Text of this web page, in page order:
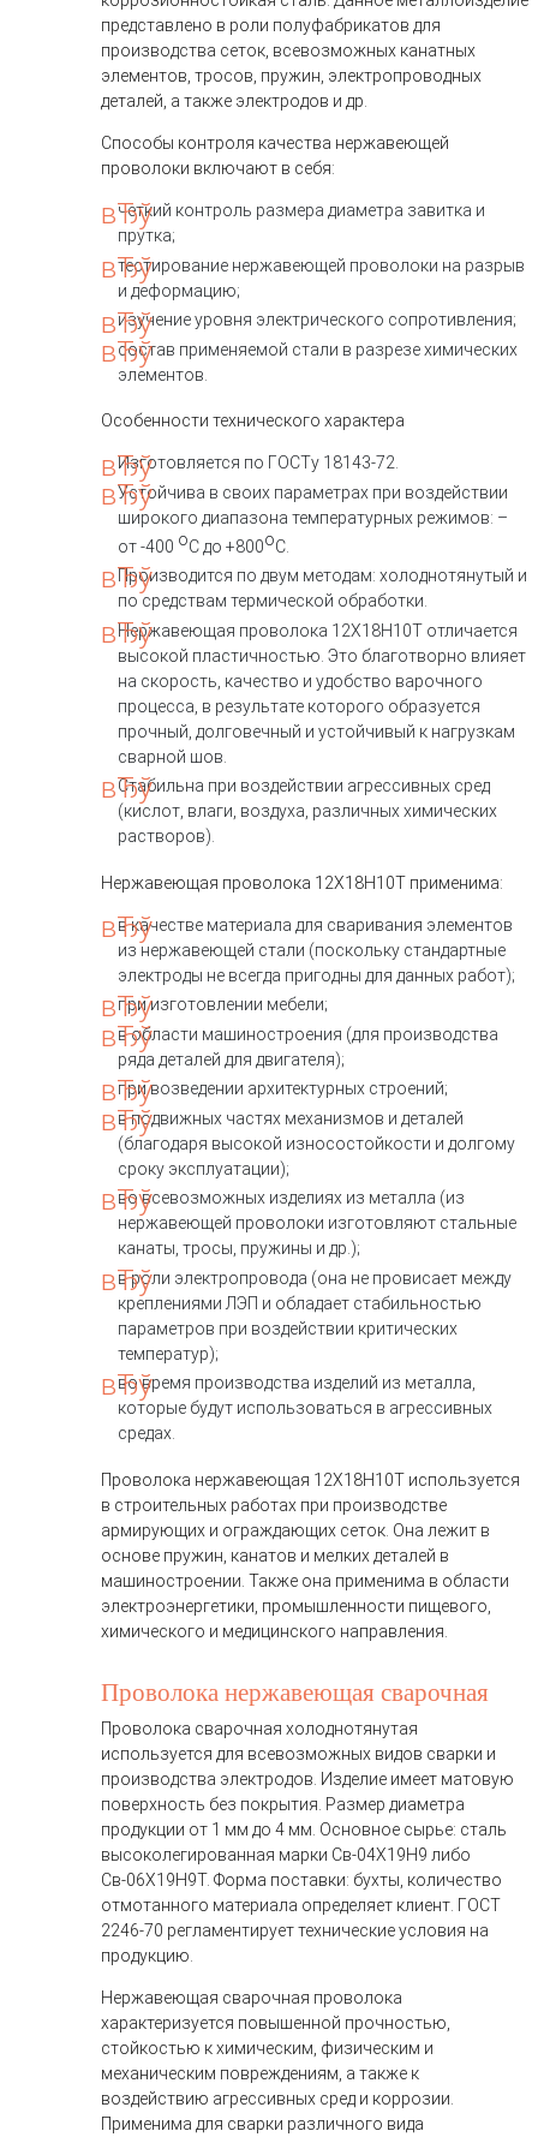
представлено в роли полуфабрикатов для
производства сеток, всевозможных канатных
элементов, тросов, пружин, электропроводных
деталей, а также электродов и др.
Способы контроля качества нержавеющей
проволоки включают в себя:
четкий контроль размера диаметра завитка и
прутка;
тестирование нержавеющей проволоки на разрыв
и деформацию;
изучение уровня электрического сопротивления;
состав применяемой стали в разрезе химических
элементов.
Особенности технического характера
Изготовляется по ГОСТу 18143-72.
Устойчива в своих параметрах при воздействии
широкого диапазона температурных режимов: –
от -400 оС до +800оС.
Производится по двум методам: холоднотянутый и
по средствам термической обработки.
Нержавеющая проволока 12Х18Н10Т отличается
высокой пластичностью. Это благотворно влияет
на скорость, качество и удобство варочного
процесса, в результате которого образуется
прочный, долговечный и устойчивый к нагрузкам
сварной шов.
Стабильна при воздействии агрессивных сред
(кислот, влаги, воздуха, различных химических
растворов).
Нержавеющая проволока 12Х18Н10Т применима:
в качестве материала для сваривания элементов
из нержавеющей стали (поскольку стандартные
электроды не всегда пригодны для данных работ);
при изготовлении мебели;
в области машиностроения (для производства
ряда деталей для двигателя);
при возведении архитектурных строений;
в подвижных частях механизмов и деталей
(благодаря высокой износостойкости и долгому
сроку эксплуатации);
во всевозможных изделиях из металла (из
нержавеющей проволоки изготовляют стальные
канаты, тросы, пружины и др.);
в роли электропровода (она не провисает между
креплениями ЛЭП и обладает стабильностью
параметров при воздействии критических
температур);
во время производства изделий из металла,
которые будут использоваться в агрессивных
средах.
Проволока нержавеющая 12Х18Н10Т используется
в строительных работах при производстве
армирующих и ограждающих сеток. Она лежит в
основе пружин, канатов и мелких деталей в
машиностроении. Также она применима в области
электроэнергетики, промышленности пищевого,
химического и медицинского направления.
Проволока нержавеющая сварочная
Проволока сварочная холоднотянутая
используется для всевозможных видов сварки и
производства электродов. Изделие имеет матовую
поверхность без покрытия. Размер диаметра
продукции от 1 мм до 4 мм. Основное сырье: сталь
высоколегированная марки Св-04Х19Н9 либо
Св-06Х19Н9Т. Форма поставки: бухты, количество
отмотанного материала определяет клиент. ГОСТ
2246-70 регламентирует технические условия на
продукцию.
Нержавеющая сварочная проволока
характеризуется повышенной прочностью,
стойкостью к химическим, физическим и
механическим повреждениям, а также к
воздействию агрессивных сред и коррозии.
Применима для сварки различного вида